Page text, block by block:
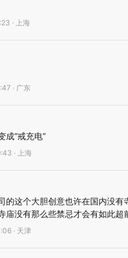
· 上海
· 广东
成“戒充电”
· 上海
的这个大胆创意也许在国内没
庙没有那么些禁忌才会有如此超
· 天津